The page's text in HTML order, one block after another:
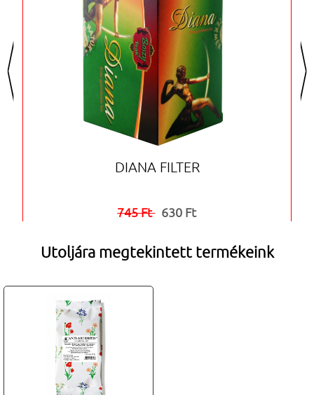
<
DIANA FILTER
745 Ft 630 Ft
>
Utoljára megtekintett termékeink